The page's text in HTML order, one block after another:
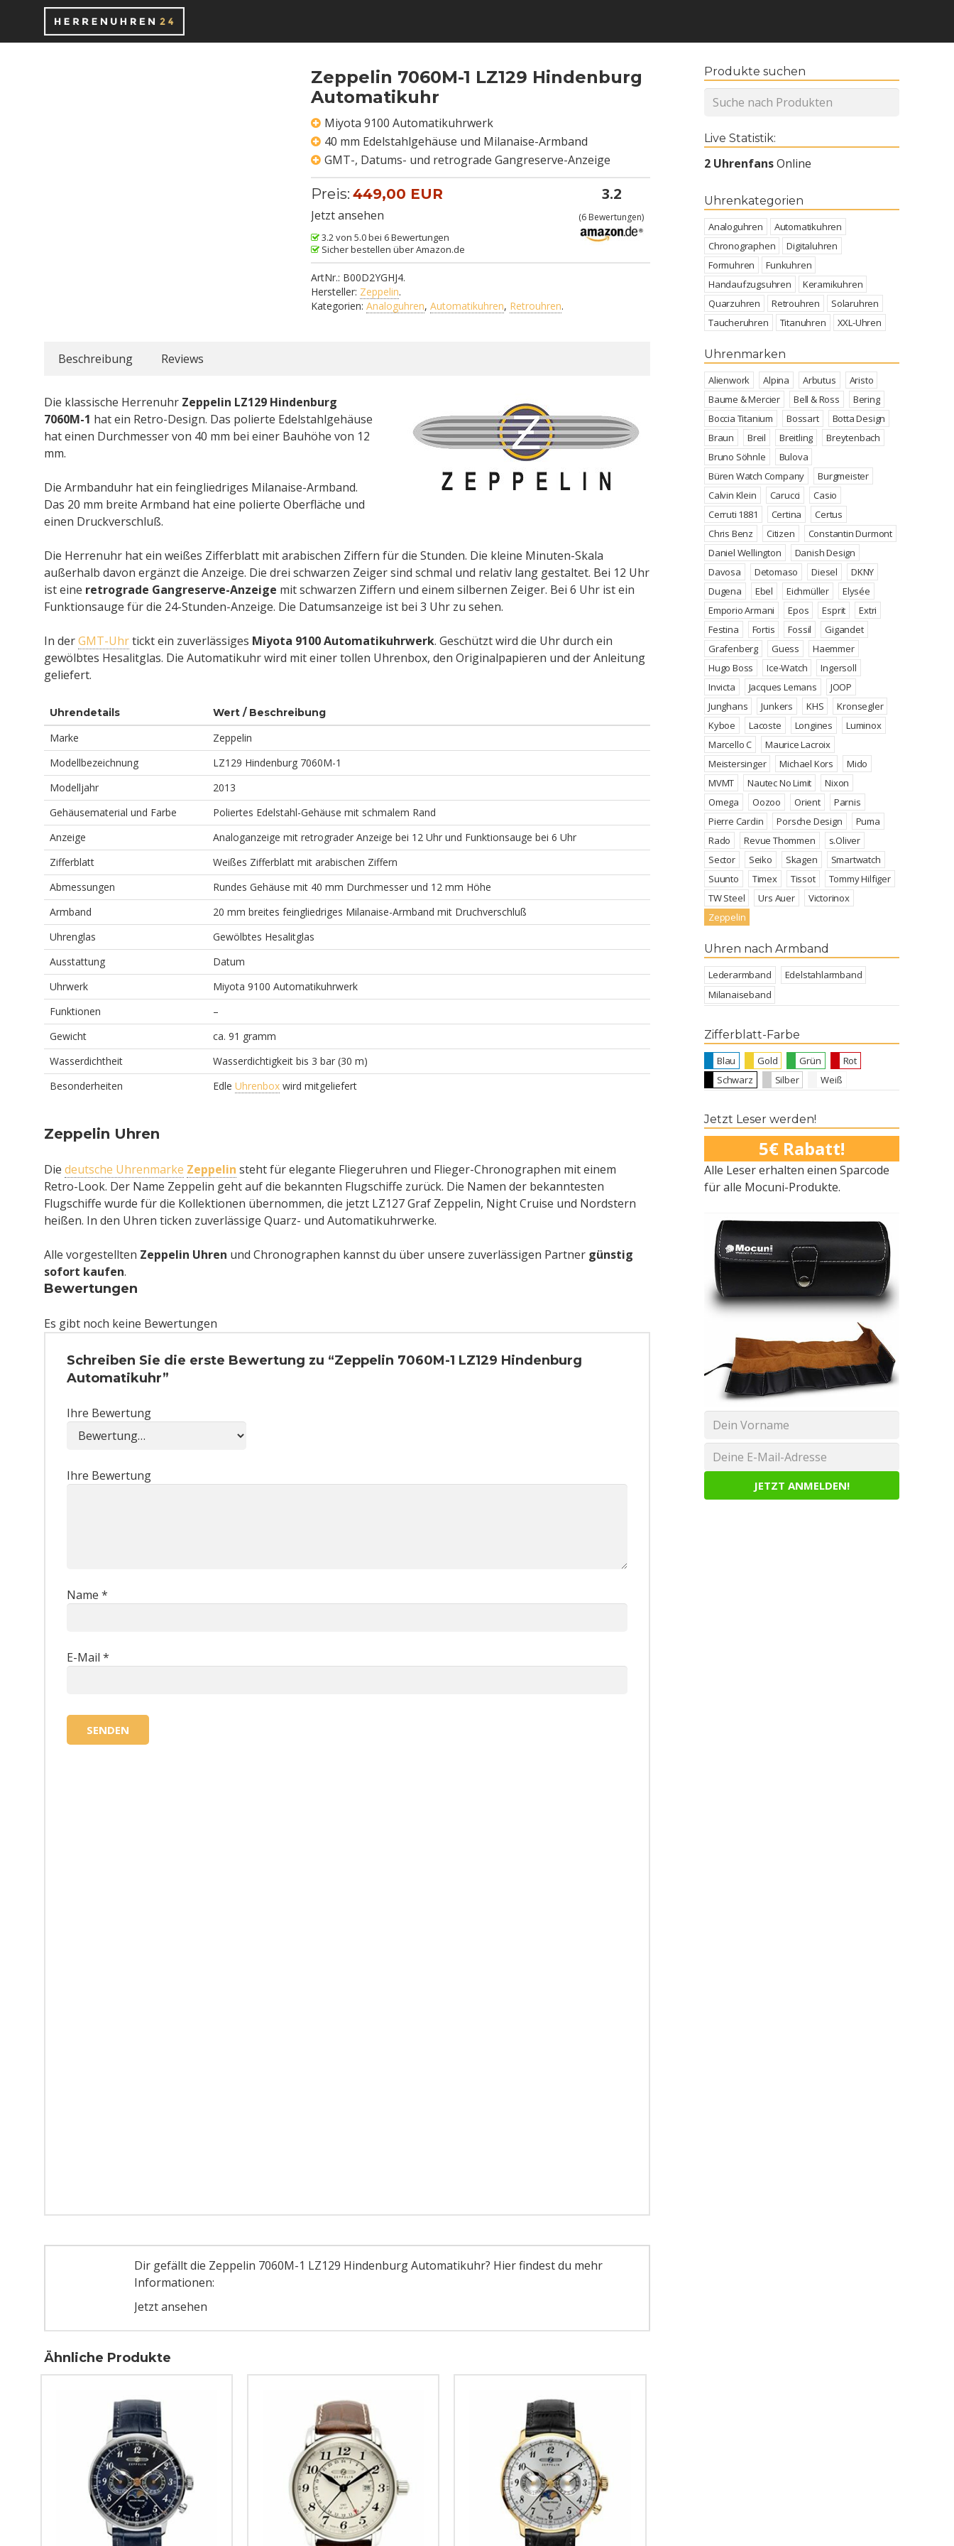
Zeppelin 7060M-1 LZ129 Hindenburg
Automatikuhr
Miyota 9100 Automatikuhrwerk
40 mm Edelstahlgehäuse und Milanaise-Armband
GMT-, Datums- und retrograde Gangreserve-Anzeige
Preis: 449,00 EUR
Jetzt ansehen
3.2 von 5.0 bei 6 Bewertungen
Sicher bestellen über Amazon.de
3.2
(6 Bewertungen)
ArtNr.: B00D2YGHJ4.
Hersteller: Zeppelin.
Kategorien: Analoguhren, Automatikuhren, Retrouhren.
Beschreibung Reviews
Die klassische Herrenuhr Zeppelin LZ129 Hindenburg
7060M-1 hat ein Retro-Design. Das polierte Edelstahlgehäuse
hat einen Durchmesser von 40 mm bei einer Bauhöhe von 12
mm.
Die Armbanduhr hat ein feingliedriges Milanaise-Armband.
Das 20 mm breite Armband hat eine polierte Oberfläche und
einen Druckverschluß.
Die Herrenuhr hat ein weißes Zifferblatt mit arabischen Ziffern für die Stunden. Die kleine Minuten-Skala
außerhalb davon ergänzt die Anzeige. Die drei schwarzen Zeiger sind schmal und relativ lang gestaltet. Bei 12 Uhr
ist eine retrograde Gangreserve-Anzeige mit schwarzen Ziffern und einem silbernen Zeiger. Bei 6 Uhr ist ein
Funktionsauge für die 24-Stunden-Anzeige. Die Datumsanzeige ist bei 3 Uhr zu sehen.
In derGMT-Uhrtickt ein zuverlässiges Miyota 9100 Automatikuhrwerk. Geschützt wird die Uhr durch ein
gewölbtes Hesalitglas. Die Automatikuhr wird mit einer tollen Uhrenbox, den Originalpapieren und der Anleitung
geliefert.
Uhrendetails Wert / Beschreibung
Marke
Zeppelin
Modellbezeichnung
LZ129 Hindenburg 7060M-1
Modelljahr
2013
Gehäusematerial und Farbe
Poliertes Edelstahl-Gehäuse mit schmalem Rand
Anzeige
Analoganzeige mit retrograder Anzeige bei 12 Uhr und Funktionsauge bei 6 Uhr
Zifferblatt
Weißes Zifferblatt mit arabischen Ziffern
Abmessungen
Rundes Gehäuse mit 40 mm Durchmesser und 12 mm Höhe
Armband
20 mm breites feingliedriges Milanaise-Armband mit Druchverschluß
Uhrenglas
Gewölbtes Hesalitglas
Ausstattung
Datum
Uhrwerk
Miyota 9100 Automatikuhrwerk
Funktionen
–
Gewicht
ca. 91 gramm
Wasserdichtheit
Wasserdichtigkeit bis 3 bar (30 m)
Besonderheiten
Edle Uhrenbox wird mitgeliefert
Zeppelin Uhren
Die deutsche Uhrenmarke Zeppelin steht für elegante Fliegeruhren und Flieger-Chronographen mit einem
Retro-Look. Der Name Zeppelin geht auf die bekannten Flugschiffe zurück. Die Namen der bekanntesten
Flugschiffe wurde für die Kollektionen übernommen, die jetzt LZ127 Graf Zeppelin, Night Cruise und Nordstern
heißen. In den Uhren ticken zuverlässige Quarz- und Automatikuhrwerke.
Alle vorgestellten Zeppelin Uhren und Chronographen kannst du über unsere zuverlässigen Partner günstig
sofort kaufen.
Bewertungen
Es gibt noch keine Bewertungen
Schreiben Sie die erste Bewertung zu “Zeppelin 7060M-1 LZ129 Hindenburg
Automatikuhr”
Ihre Bewertung
Ihre Bewertung
Name *
E-Mail *
Dir gefällt die Zeppelin 7060M-1 LZ129 Hindenburg Automatikuhr? Hier findest du mehr
Informationen:
Jetzt ansehen
Ähnliche Produkte
Produkte suchen
Live Statistik:
2 UhrenfansOnline
Uhrenkategorien
Analoguhren
Automatikuhren
Chronographen
Digitaluhren
Formuhren
Funkuhren
Handaufzugsuhren
Keramikuhren
Quarzuhren
Retrouhren
Solaruhren
Taucheruhren
Titanuhren XXL-Uhren
Uhrenmarken
Alienwork Alpina Arbutus
Aristo
Baume & Mercier
Bell & Ross
Bering
Boccia Titanium
Bossart
Botta Design
Braun
Breil Breitling
Breytenbach
Bruno Söhnle
Bulova
Büren Watch Company
Burgmeister
Calvin Klein
Carucci
Casio
Cerruti 1881
Certina
Certus
Chris Benz
Citizen
Constantin Durmont
Daniel Wellington
Danish Design
Davosa
Detomaso Diesel
DKNY
Dugena
Ebel Eichmüller
Elysée
Emporio Armani
Epos Esprit
Extri
Festina
Fortis Fossil
Gigandet
Grafenberg
Guess
Haemmer
Hugo Boss
Ice-Watch
Ingersoll
Invicta
Jacques Lemans
JOOP
Junghans
Junkers KHS
Kronsegler
Kyboe
Lacoste Longines
Luminox
Marcello C
Maurice Lacroix
Meistersinger
Michael Kors
Mido
MVMT
Nautec No Limit
Nixon
Omega
Oozoo Orient
Parnis
Pierre Cardin
Porsche Design
Puma
Rado
Revue Thommen
s.Oliver
Sector
Seiko Skagen
Smartwatch
Suunto
Timex Tissot
Tommy Hilfiger
TW Steel
Urs Auer
Victorinox
Zeppelin
Uhren nach Armband
Lederarmband
Edelstahlarmband
Milanaiseband
Zifferblatt-Farbe
Blau Gold Grün
Rot
Schwarz
Silber Weiß
Jetzt Leser werden!
5€ Rabatt!
Alle Leser erhalten einen Sparcode
für alle Mocuni-Produkte.